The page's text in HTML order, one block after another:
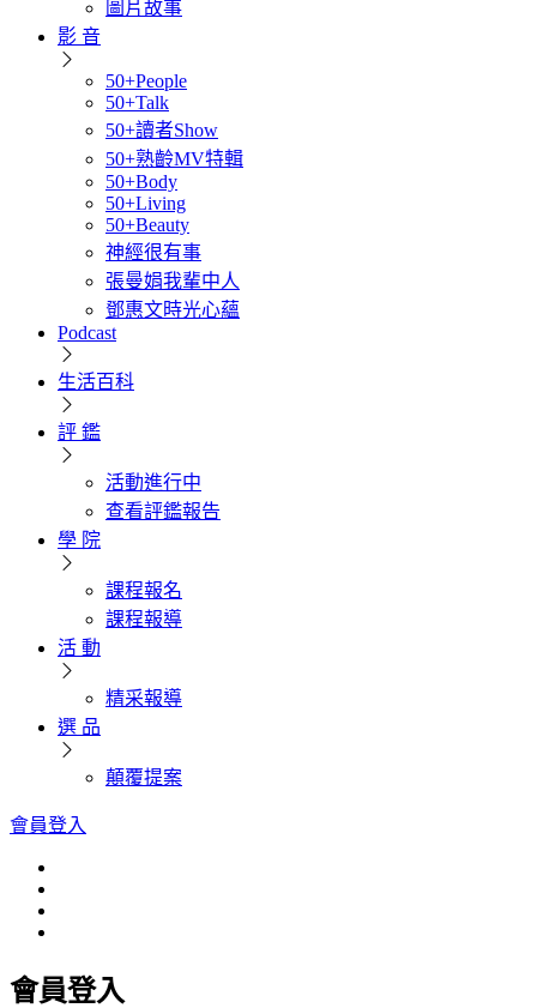
圖片故事
影 音
50+People
50+Talk
50+讀者Show
50+熟齡MV特輯
50+Body
50+Living
50+Beauty
神經很有事
張曼娟我輩中人
鄧惠文時光心蘊
Podcast
生活百科
評 鑑
活動進行中
查看評鑑報告
學 院
課程報名
課程報導
活 動
精采報導
選 品
顛覆提案
會員登入
會員登入